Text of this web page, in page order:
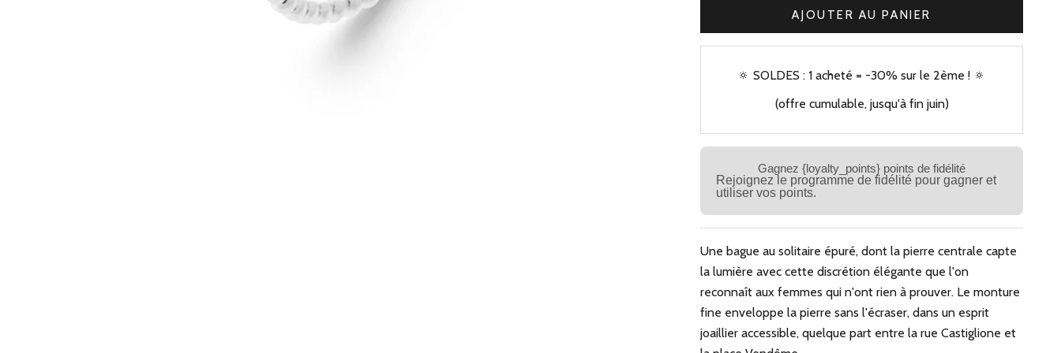
AJOUTER AU PANIER
🔅 SOLDES : 1 acheté = -30% sur le 2ème ! 🔅
(offre cumulable, jusqu'à fin juin)
Gagnez {loyalty_points} points de fidélité
Rejoignez le programme de fidélité pour gagner et
utiliser vos points.
Une bague au solitaire épuré, dont la pierre centrale capte
la lumière avec cette discrétion élégante que l'on
reconnaît aux femmes qui n'ont rien à prouver. Le monture
fine enveloppe la pierre sans l'écraser, dans un esprit
joaillier accessible, quelque part entre la rue Castiglione et